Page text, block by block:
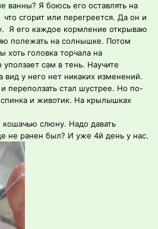
ванны? Я боюсь его оставлять на
сгорит или перегреется. Да он и
Я его каждое кормление открываю
полежать на солнышке. Потом
головка торчала на
сам в тень. Научите
вид у него нет никаких изменений.
и переползать стал шустрее. Но по-
и животик. На крылышках
кошачью слюну. Надо давать
не ранен был? И уже 4й день у нас.